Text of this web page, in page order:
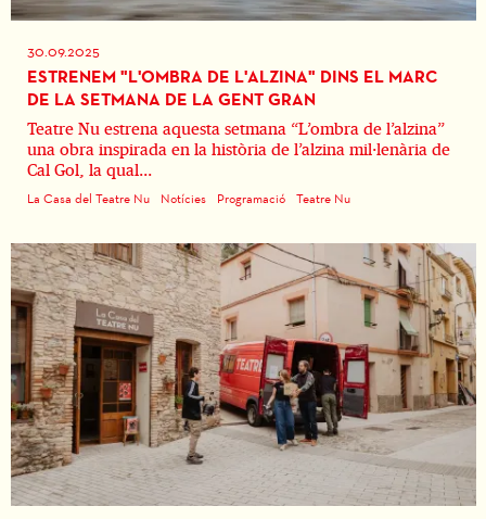
30.09.2025
ESTRENEM "L'OMBRA DE L'ALZINA" DINS EL MARC
DE LA SETMANA DE LA GENT GRAN
Teatre Nu estrena aquesta setmana “L’ombra de l’alzina”
una obra inspirada en la història de l’alzina mil·lenària de
Cal Gol, la qual...
La Casa del Teatre Nu Notícies Programació Teatre Nu